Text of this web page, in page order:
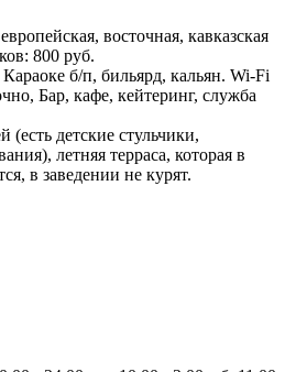
восточная, кавказская
800 руб.
б/п, бильярд, кальян. Wi-Fi
Бар, кафе, кейтеринг, служба
детские стульчики,
летняя терраса, которая в
в заведении не курят.